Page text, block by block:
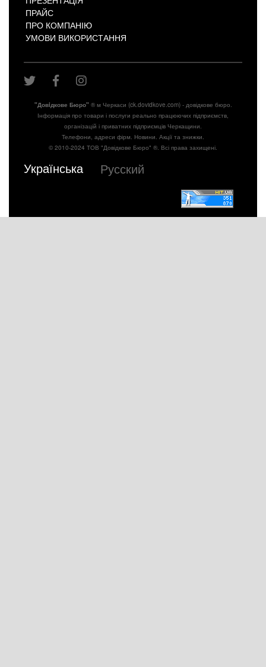
ПРАЙС
ПРО КОМПАНІЮ
УМОВИ ВИКОРИСТАННЯ
"Довiдкове Бюро"® м Черкаси (ck.dovidkove.com) - довідкове бюро.
Інформація про товари і послуги реально працюючих підприємств,
організацій і приватних підприємців Черкащини.
Телефони, адреси фірм. Новини. Акції та знижки.
© 2010-2024 ТОВ "Довідкове Бюро" ®. Всі права захищені.
Українська Русский